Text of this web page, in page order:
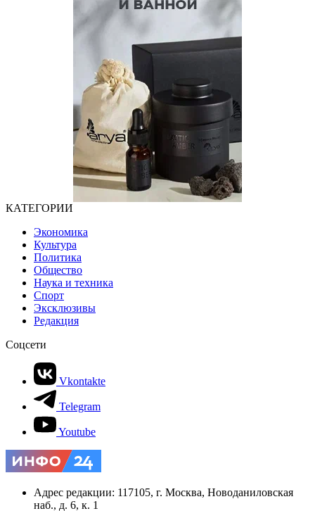
КАТЕГОРИИ
Экономика
Культура
Политика
Общество
Наука и техника
Спорт
Эксклюзивы
Редакция
Соцсети
Vkontakte
Telegram
Youtube
Адрес редакции: 117105, г. Москва, Новоданиловская
наб., д. 6, к. 1